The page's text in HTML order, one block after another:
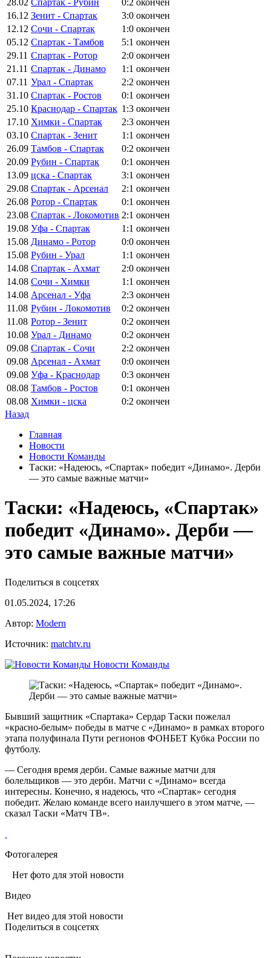
28.02 Спартак - Рубин 0:2 окончен
16.12 Зенит - Спартак 3:0 окончен
12.12 Сочи - Спартак 1:0 окончен
05.12 Спартак - Тамбов 5:1 окончен
29.11 Спартак - Ротор 2:0 окончен
21.11 Спартак - Динамо 1:1 окончен
07.11 Урал - Спартак 2:2 окончен
31.10 Спартак - Ростов 0:1 окончен
25.10 Краснодар - Спартак 1:3 окончен
17.10 Химки - Спартак 2:3 окончен
03.10 Спартак - Зенит 1:1 окончен
26.09 Тамбов - Спартак 0:2 окончен
20.09 Рубин - Спартак 0:1 окончен
13.09 цска - Спартак 3:1 окончен
29.08 Спартак - Арсенал 2:1 окончен
26.08 Ротор - Спартак 0:1 окончен
23.08 Спартак - Локомотив 2:1 окончен
19.08 Уфа - Спартак 1:1 окончен
15.08 Динамо - Ротор 0:0 окончен
15.08 Рубин - Урал 1:1 окончен
14.08 Спартак - Ахмат 2:0 окончен
14.08 Сочи - Химки 1:1 окончен
14.08 Арсенал - Уфа 2:3 окончен
11.08 Рубин - Локомотив 0:2 окончен
11.08 Ротор - Зенит 0:2 окончен
10.08 Урал - Динамо 0:2 окончен
09.08 Спартак - Сочи 2:2 окончен
09.08 Арсенал - Ахмат 0:0 окончен
09.08 Уфа - Краснодар 0:3 окончен
08.08 Тамбов - Ростов 0:1 окончен
08.08 Химки - цска 0:2 окончен
Назад
Главная
Новости
Новости Команды
Таски: «Надеюсь, «Спартак» победит «Динамо». Дерби
— это самые важные матчи»
Таски: «Надеюсь, «Спартак»
победит «Динамо». Дерби —
это самые важные матчи»
Поделиться в соцсетях
01.05.2024, 17:26
Автор: Modern
Источник: matchtv.ru
Новости Команды
Бывший защитник «Спартака» Сердар Таски пожелал
«красно‑белым» победы в матче с «Динамо» в рамках второго
этапа полуфинала Пути регионов ФОНБЕТ Кубка России по
футболу.
— Сегодня время дерби. Самые важные матчи для
болельщиков — это дерби. Матчи с «Динамо» всегда
интересны. Конечно, я надеюсь, что «Спартак» сегодня
победит. Желаю команде всего наилучшего в этом матче, —
сказал Таски «Матч ТВ».
Фотогалерея
Нет фото для этой новости
Видео
Нет видео для этой новости
Поделиться в соцсетях